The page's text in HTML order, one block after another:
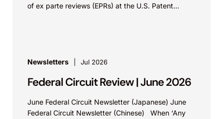
of ex parte reviews (EPRs) at the U.S. Patent...
Newsletters Jul 2026
Federal Circuit Review | June 2026
June Federal Circuit Newsletter (Japanese) June
Federal Circuit Newsletter (Chinese) When ‘Any